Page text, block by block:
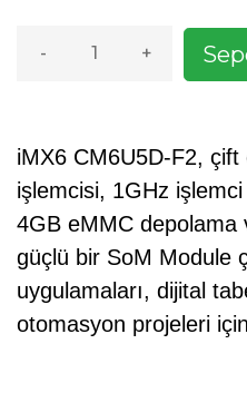
- +
iMX6 CM6U5D-F2,
işlemcisi, 1GHz işlemci
4GB eMMC depolama
güçlü bir SoM Module
uygulamaları, dijital
otomasyon projeleri